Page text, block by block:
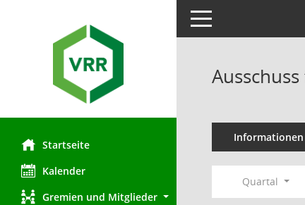
Startseite
Kalender
Gremien und Mitglieder
Toggle navigation
Informationen
Quartal